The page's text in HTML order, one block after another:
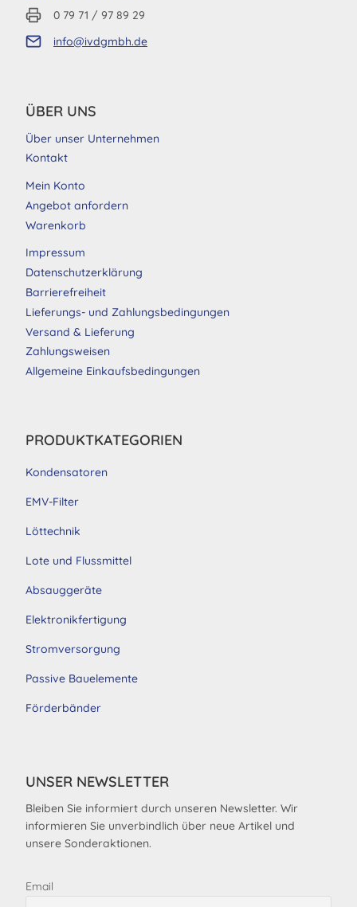
0 79 71 / 97 89 29
info@ivdgmbh.de
ÜBER UNS
Über unser Unternehmen
Kontakt
Mein Konto
Angebot anfordern
Warenkorb
Impressum
Datenschutzerklärung
Barrierefreiheit
Lieferungs- und Zahlungsbedingungen
Versand & Lieferung
Zahlungsweisen
Allgemeine Einkaufsbedingungen
PRODUKTKATEGORIEN
Kondensatoren
EMV-Filter
Löttechnik
Lote und Flussmittel
Absauggeräte
Elektronikfertigung
Stromversorgung
Passive Bauelemente
Förderbänder
UNSER NEWSLETTER
Bleiben Sie informiert durch unseren Newsletter. Wir
informieren Sie unverbindlich über neue Artikel und
unsere Sonderaktionen.
Email